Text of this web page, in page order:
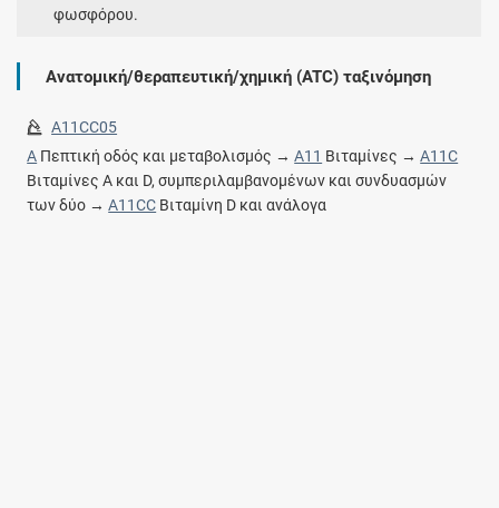
φωσφόρου.
Ανατομική/θεραπευτική/χημική (ATC) ταξινόμηση
A11CC05
A Πεπτική οδός και μεταβολισμός →A11 Βιταμίνες →A11C
Βιταμίνες A και D, συμπεριλαμβανομένων και συνδυασμών
των δύο →A11CC Βιταμίνη D και ανάλογα